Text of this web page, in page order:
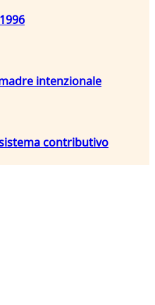
intenzionale
contributivo